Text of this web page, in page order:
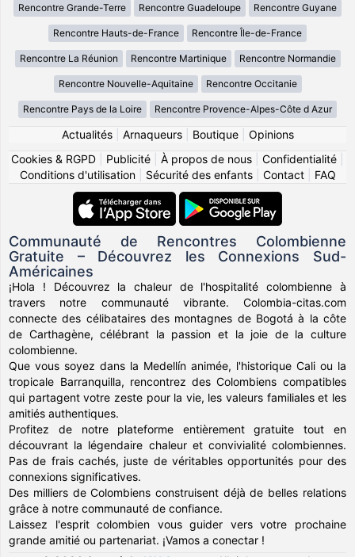
Rencontre Grande-Terre Rencontre Guadeloupe Rencontre Guyane
Rencontre Hauts-de-France Rencontre Île-de-France
Rencontre La Réunion Rencontre Martinique Rencontre Normandie
Rencontre Nouvelle-Aquitaine Rencontre Occitanie
Rencontre Pays de la Loire Rencontre Provence-Alpes-Côte d Azur
Actualités| Arnaqueurs| Boutique| Opinions
Cookies & RGPD
Publicité À propos de nous Confidentialité
Conditions d'utilisation| Sécurité des enfants| Contact| FAQ
Communauté de Rencontres Colombienne
Gratuite – Découvrez les Connexions Sud-
Américaines
¡Hola ! Découvrez la chaleur de l'hospitalité colombienne à
travers notre communauté vibrante. Colombia-citas.com
connecte des célibataires des montagnes de Bogotá à la côte
de Carthagène, célébrant la passion et la joie de la culture
colombienne.
Que vous soyez dans la Medellín animée, l'historique Cali ou la
tropicale Barranquilla, rencontrez des Colombiens compatibles
qui partagent votre zeste pour la vie, les valeurs familiales et les
amitiés authentiques.
Profitez de notre plateforme entièrement gratuite tout en
découvrant la légendaire chaleur et convivialité colombiennes.
Pas de frais cachés, juste de véritables opportunités pour des
connexions significatives.
Des milliers de Colombiens construisent déjà de belles relations
grâce à notre communauté de confiance.
Laissez l'esprit colombien vous guider vers votre prochaine
grande amitié ou partenariat. ¡Vamos a conectar !